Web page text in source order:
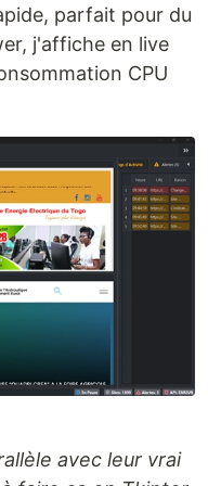
parfait pour du
j'affiche en live
CPU
avec leur vrai